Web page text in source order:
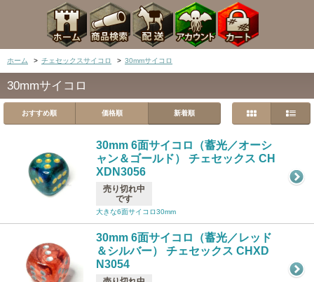
ホーム > チェセックスサイコロ > 30mmサイコロ
30mmサイコロ
おすすめ順 価格順 新着順
30mm 6面サイコロ（蓄光／オーシ
ャン＆ゴールド） チェセックス CH
XDN3056
売り切れ中
です
大きな6面サイコロ30mm
30mm 6面サイコロ（蓄光／レッド
＆シルバー） チェセックス CHXD
N3054